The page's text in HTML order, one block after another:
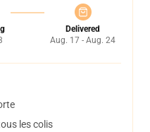
Delivered
Aug. 17 - Aug. 24
les colis